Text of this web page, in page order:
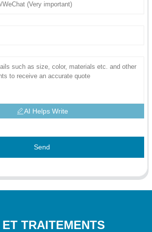
AI Helps Write
Send
TRAITEMENTS